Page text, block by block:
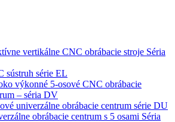
vertikálne CNC obrábacie stroje Séria
sústruh série EL
výkonné 5-osové CNC obrábacie
– séria DV
univerzálne obrábacie centrum série DU
obrábacie centrum s 5 osami Séria